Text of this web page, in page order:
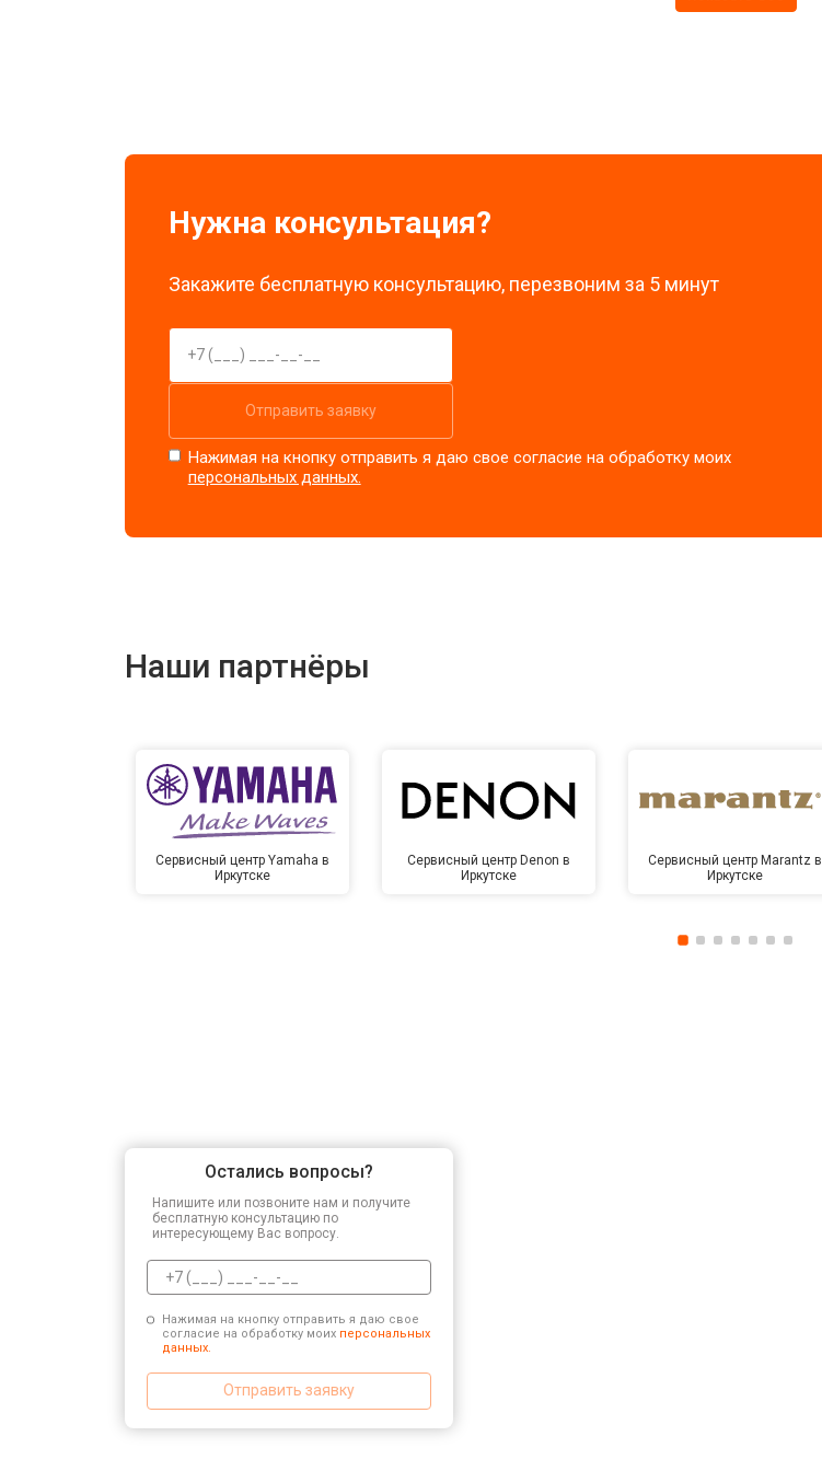
Нужна консультация?
Закажите бесплатную консультацию, перезвоним за 5 минут
Отправить заявку
Нажимая на кнопку отправить я даю свое согласие на обработку моих
персональных данных.
Наши партнёры
Сервисный центр Yamaha в
Иркутске
Сервисный центр Denon в
Иркутске
Сервисный центр Marantz в
Иркутске
Остались вопросы?
Напишите или позвоните нам и получите
бесплатную консультацию по
интересующему Вас вопросу.
Нажимая на кнопку отправить я даю свое
согласие на обработку моих персональных
данных.
Отправить заявку